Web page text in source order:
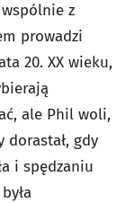
z
prowadzi
20. XX wieku,
ale Phil woli,
dorastał, gdy
i spędzaniu